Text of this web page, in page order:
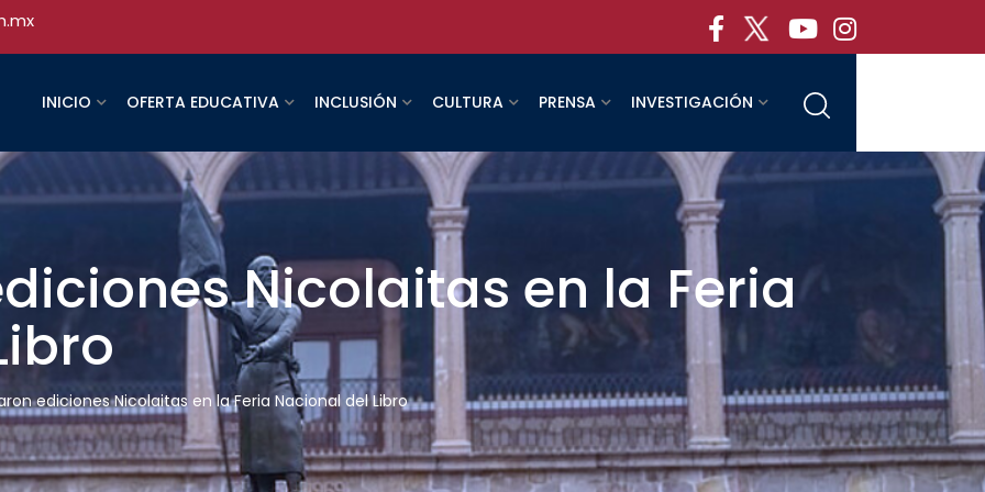
INICIO OFERTA EDUCATIVA INCLUSIÓN CULTURA PRENSA INVESTIGACIÓN
Nicolaitas en la Feria
ediciones Nicolaitas en la Feria Nacional del Libro